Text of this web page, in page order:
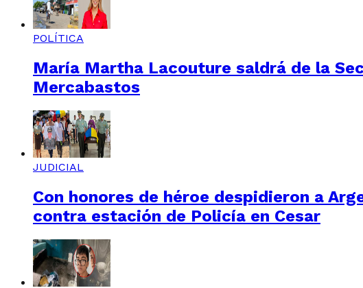
POLÍTICA
María Martha Lacouture saldrá de la
Mercabastos
JUDICIAL
Con honores de héroe despidieron a
contra estación de Policía en Cesar